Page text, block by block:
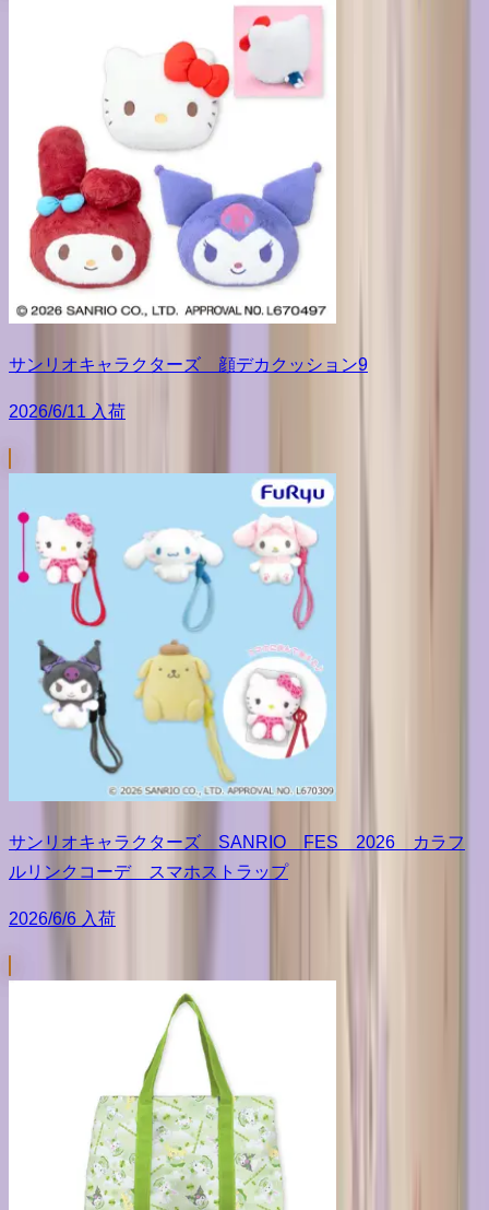
サンリオキャラクターズ 顔デカクッション9
2026/6/11 入荷
サンリオキャラクターズ SANRIO FES 2026 カラフ
ルリンクコーデ スマホストラップ
2026/6/6 入荷